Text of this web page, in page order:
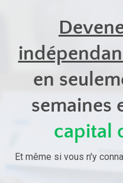
en
semaines
capital
Et même si vous n'y